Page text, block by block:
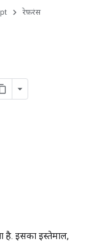
रेफ़रंस
इसका इस्तेमाल,